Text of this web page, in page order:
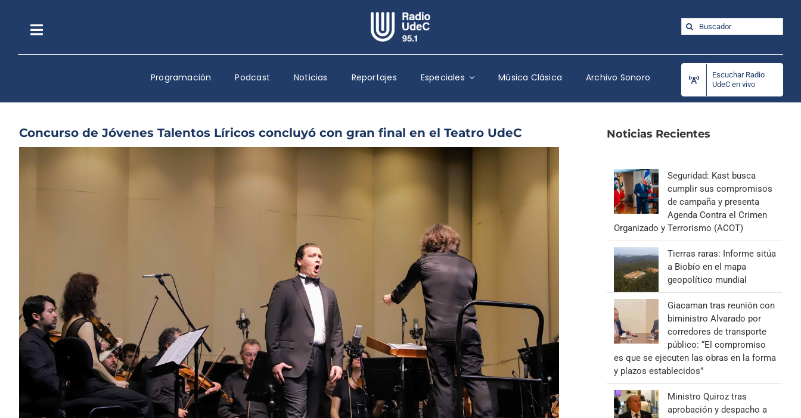
contenidoToggle
Navigation
Escuchar Radio UdeC en vivo
Quiénes Somos
Programación
Podcast
Noticias
Música Clásica
Especiales
Archivo Sonoro
Buscar:
Programación Podcast Noticias Reportajes Especiales Música Clásica Archivo Sonoro
Escuchar Radio
UdeC en vivo
Concurso de Jóvenes Talentos Líricos concluyó con gran final en el Teatro UdeC Noticias Recientes
Seguridad: Kast busca
cumplir sus compromisos
de campaña y presenta
Agenda Contra el Crimen
Organizado y Terrorismo (ACOT)
Tierras raras: Informe sitúa
a Biobío en el mapa
geopolítico mundial
Giacaman tras reunión con
biministro Alvarado por
corredores de transporte
público: “El compromiso
es que se ejecuten las obras en la forma
y plazos establecidos”
Ministro Quiroz tras
aprobación y despacho a